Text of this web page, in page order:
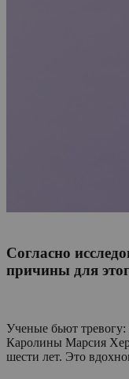
Согласно
причины для
Ученые бьют тревогу:
Каролины Марсия
шести лет. Это